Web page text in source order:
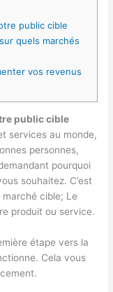
public cible
quels marchés
vos revenus
public cible
services au monde,
personnes,
pourquoi
souhaitez. C’est
marché cible; Le
produit ou service.
étape vers la
Cela vous